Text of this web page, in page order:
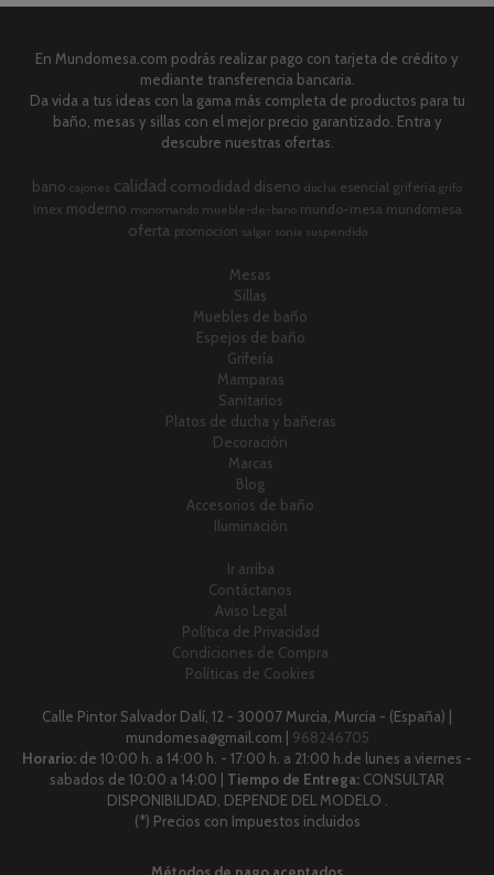
En Mundomesa.com podrás realizar pago con tarjeta de crédito y
mediante transferencia bancaria.
Da vida a tus ideas con la gama más completa de productos para tu
baño, mesas y sillas con el mejor precio garantizado. Entra y
descubre nuestras ofertas.
bano cajones calidad comodidad diseno ducha esencial griferia grifo
imex moderno monomando mueble-de-bano mundo-mesa mundomesa
oferta promocion salgar sonia suspendido
Mesas
Sillas
Muebles de baño
Espejos de baño
Grifería
Mamparas
Sanitarios
Platos de ducha y bañeras
Decoración
Marcas
Blog
Accesorios de baño
Iluminación
Ir arriba
Contáctanos
Aviso Legal
Política de Privacidad
Condiciones de Compra
Políticas de Cookies
Calle Pintor Salvador Dalí, 12 - 30007 Murcia, Murcia - (España) |
mundomesa@gmail.com | 968246705
Horario: de 10:00 h. a 14:00 h. - 17:00 h. a 21:00 h.de lunes a viernes -
sabados de 10:00 a 14:00 | Tiempo de Entrega: CONSULTAR
DISPONIBILIDAD, DEPENDE DEL MODELO .
(*) Precios con Impuestos incluidos
Métodos de pago aceptados